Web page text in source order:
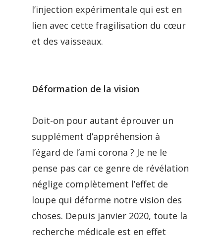
l’injection expérimentale qui est en
lien avec cette fragilisation du cœur
et des vaisseaux.
Déformation de la vision
Doit-on pour autant éprouver un
supplément d’appréhension à
l’égard de l’ami corona ? Je ne le
pense pas car ce genre de révélation
néglige complètement l’effet de
loupe qui déforme notre vision des
choses. Depuis janvier 2020, toute la
recherche médicale est en effet